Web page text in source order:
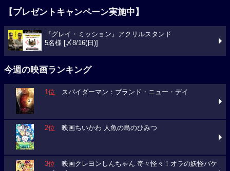
【プレゼントキャンペーン実施中】
『グレイ・ミッション』アクリルスタンド
5名様 [〆8/16(日)]
今週の映画ランキング
1位 スパイダーマン：ブランド・ニュー・デイ
2位 映画ちいかわ 人魚の島のひみつ
3位 映画クレヨンしんちゃん 奇々怪々！オラの妖怪バケ